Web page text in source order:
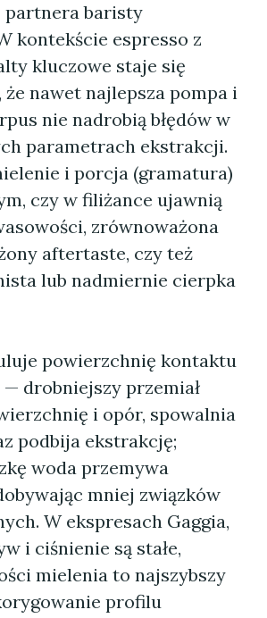
partnera baristy
kontekście espresso z
kluczowe staje się
nawet najlepsza pompa i
nie nadrobią błędów w
parametrach ekstrakcji.
i porcja (gramatura)
czy w filiżance ujawnią
zrównoważona
aftertaste, czy też
lub nadmiernie cierpka
powierzchnię kontaktu
— drobniejszy przemiał
i opór, spowalnia
podbija ekstrakcję;
woda przemywa
mniej związków
W ekspresach Gaggia,
i ciśnienie są stałe,
mielenia to najszybszy
profilu